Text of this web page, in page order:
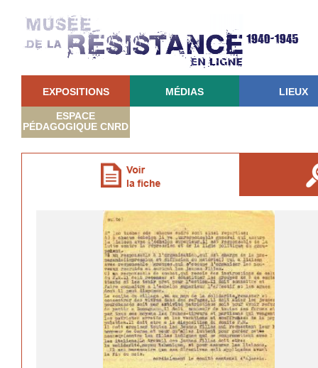
EXPOSITIONS MÉDIAS LIEUX
ESPACE
PÉDAGOGIQUE CNRD